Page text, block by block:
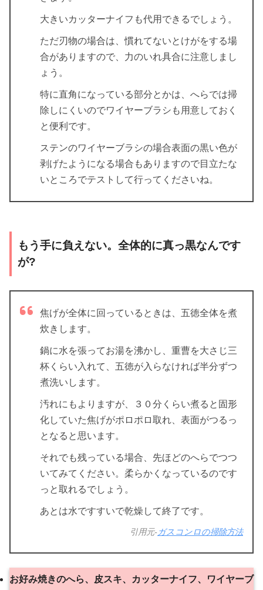
大きいカッターナイフも代用できるでしょう。
ただ刃物の場合は、慣れてないとけがをする場
合がありますので、力のいれ具合に注意しまし
ょう。
特に直角になっている部分とかは、へらでは掃
除しにくいのでワイヤーブラシも用意しておく
と便利です。
ステンのワイヤーブラシの場合表面の黒い色が
剥げたようになる場合もありますので目立たな
いところでテストして行ってくださいね。
もう手に負えない。全体的に真っ黒なんです
が?
焦げが全体に回っているときは、五徳全体を煮
炊きします。
鍋に水を張ってお湯を沸かし、重曹を大さじ三
杯くらい入れて、五徳が入らなければ半分ずつ
煮洗いします。
汚れにもよりますが、３０分くらい煮ると固形
化していた焦げがポロポロ取れ、表面がつるっ
となると思います。
それでも残っている場合、先ほどのへらでつつ
いてみてください。柔らかくなっているのです
っと取れるでしょう。
あとは水ですすいで乾燥して終了です。
引用元-ガスコンロの掃除方法
お好み焼きのへら、皮スキ、カッターナイフ、ワイヤーブ